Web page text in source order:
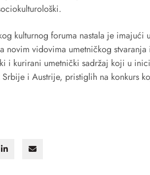
kulturnog foruma nastala je imajući
novim vidovima umetničkog
i kurirani umetnički sadržaj koji u
i Austrije, pristiglih na konkurs